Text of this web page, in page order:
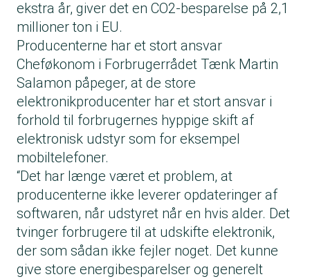
ekstra år, giver det en CO2-besparelse på 2,1
millioner ton i EU.
Producenterne har et stort ansvar
Cheføkonom i Forbrugerrådet Tænk Martin
Salamon påpeger, at de store
elektronikproducenter har et stort ansvar i
forhold til forbrugernes hyppige skift af
elektronisk udstyr som for eksempel
mobiltelefoner.
“Det har længe været et problem, at
producenterne ikke leverer opdateringer af
softwaren, når udstyret når en hvis alder. Det
tvinger forbrugere til at udskifte elektronik,
der som sådan ikke fejler noget. Det kunne
give store energibesparelser og generelt